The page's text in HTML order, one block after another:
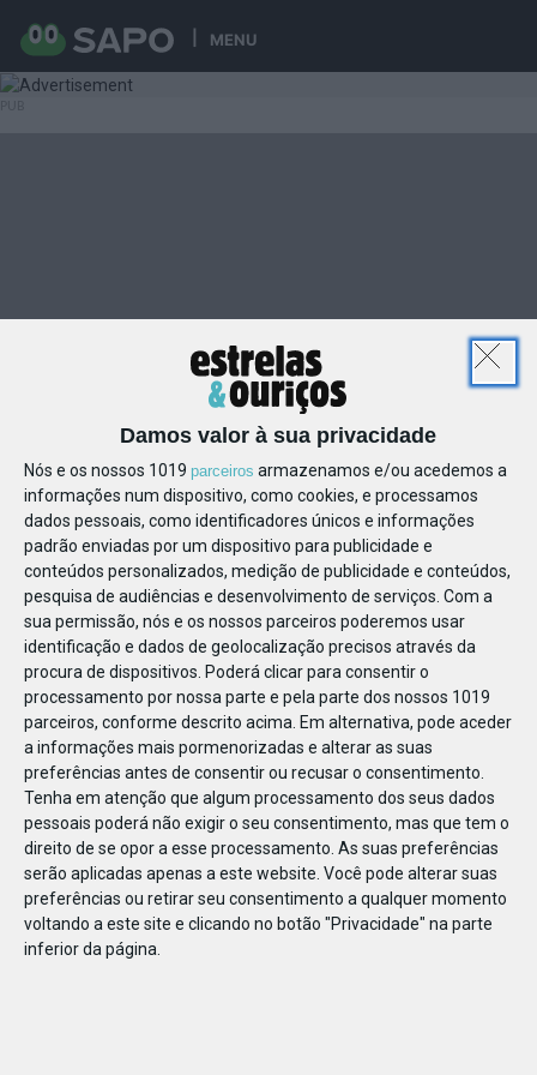
Damos valor à sua privacidade
Nós e os nossos 1019 parceiros armazenamos e/ou acedemos a
informações num dispositivo, como cookies, e processamos
dados pessoais, como identificadores únicos e informações
padrão enviadas por um dispositivo para publicidade e
conteúdos personalizados, medição de publicidade e conteúdos,
pesquisa de audiências e desenvolvimento de serviços. Com a
sua permissão, nós e os nossos parceiros poderemos usar
identificação e dados de geolocalização precisos através da
procura de dispositivos. Poderá clicar para consentir o
processamento por nossa parte e pela parte dos nossos 1019
parceiros, conforme descrito acima. Em alternativa, pode aceder
a informações mais pormenorizadas e alterar as suas
preferências antes de consentir ou recusar o consentimento.
Tenha em atenção que algum processamento dos seus dados
pessoais poderá não exigir o seu consentimento, mas que tem o
direito de se opor a esse processamento. As suas preferências
serão aplicadas apenas a este website. Você pode alterar suas
preferências ou retirar seu consentimento a qualquer momento
voltando a este site e clicando no botão "Privacidade" na parte
inferior da página.
MENU
118148964537926